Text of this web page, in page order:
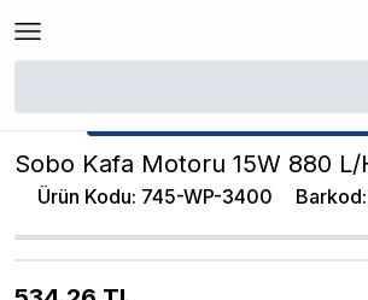
/ Sobo Kafa
★ Atakan Petshop, Sobo
Sobo Kafa Motoru 15W 880 L/
Ürün Kodu: 745-WP-3400 Barkod: